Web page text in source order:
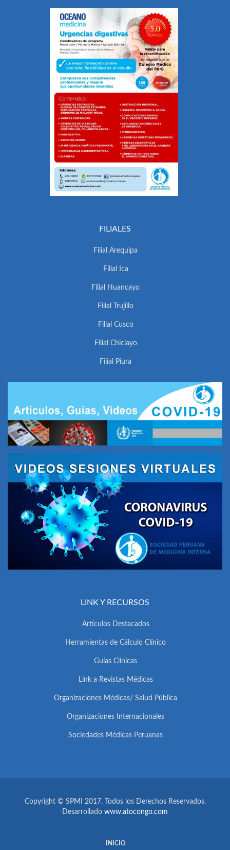
FILIALES
Filial Arequipa
Filial Ica
Filial Huancayo
Filial Trujillo
Filial Cusco
Filial Chiclayo
Filial Piura
LINK Y RECURSOS
Artículos Destacados
Herramientas de Cálculo Clínico
Guías Clínicas
Link a Revistas Médicas
Organizaciones Médicas/ Salud Pública
Organizaciones Internacionales
Sociedades Médicas Peruanas
Copyright © SPMI 2017. Todos los Derechos Reservados.
Desarrollado www.atocongo.com
INICIO